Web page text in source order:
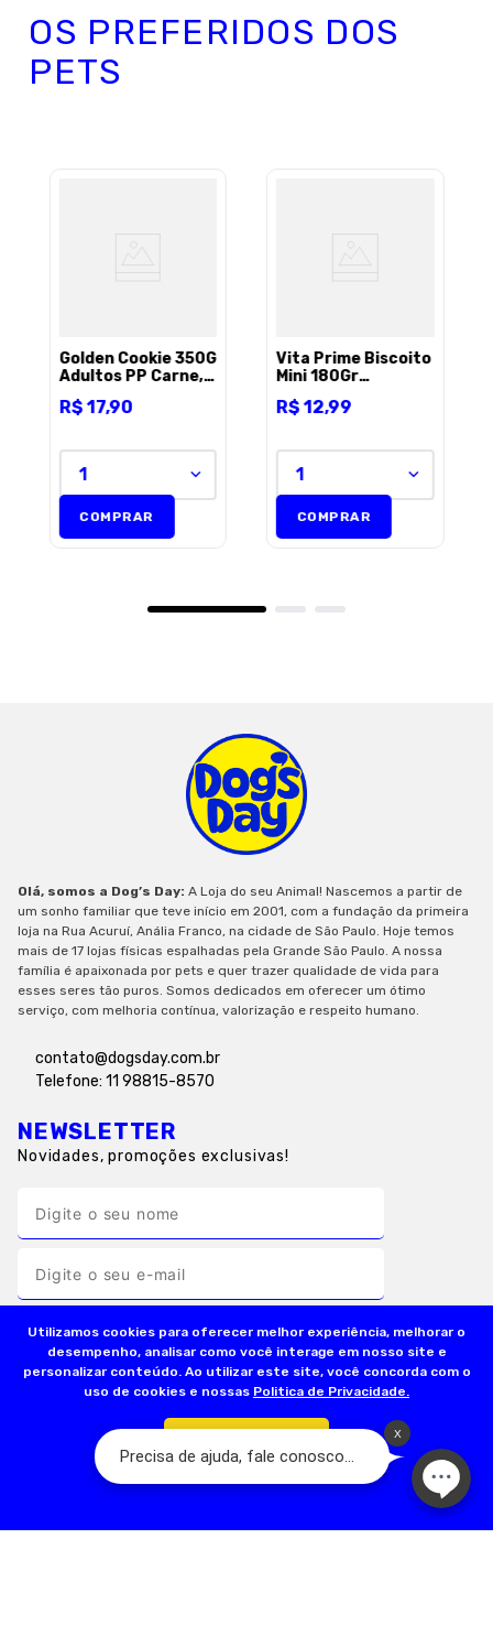
Utilizamos cookies para oferecer melhor experiência, melhorar o
desempenho, analisar como você interage em nosso site e
personalizar conteúdo. Ao utilizar este site, você concorda com o
uso de cookies e nossas Politica de Privacidade.
OS PREFERIDOS DOS
PETS
Golden Cookie 350G
Adultos PP Carne,
Espinafre
R$17,90
1
COMPRAR
Vita Prime Biscoito
Mini 180Gr
R$ 12,99
1
COMPRAR
Olá, somos a Dog’s Day: A Loja do seu Animal! Nascemos a partir de
um sonho familiar que teve início em 2001, com a fundação da primeira
loja na Rua Acuruí, Anália Franco, na cidade de São Paulo. Hoje temos
mais de 17 lojas físicas espalhadas pela Grande São Paulo. A nossa
família é apaixonada por pets e quer trazer qualidade de vida para
esses seres tão puros. Somos dedicados em oferecer um ótimo
serviço, com melhoria contínua, valorização e respeito humano.
contato@dogsday.com.br
Telefone: 11 98815-8570
NEWSLETTER
Novidades, promoções exclusivas!
INFORMAÇÕES ÚTEIS